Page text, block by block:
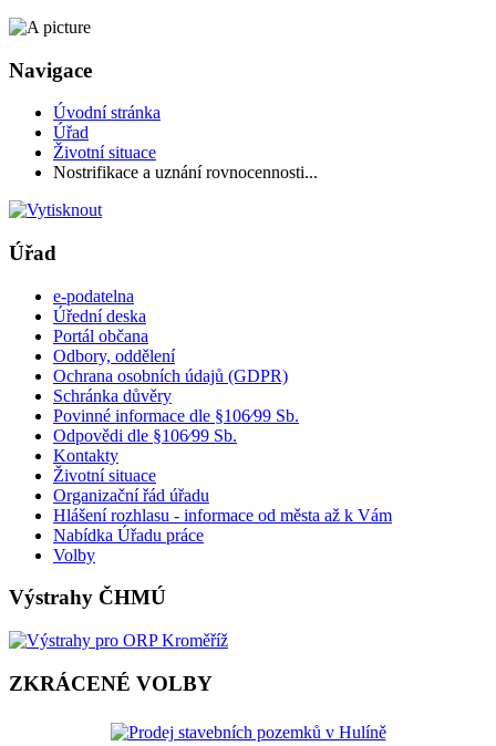
Navigace
Úvodní stránka
Úřad
Životní situace
Nostrifikace a uznání rovnocennosti...
Úřad
e-podatelna
Úřední deska
Portál občana
Odbory, oddělení
Ochrana osobních údajů (GDPR)
Schránka důvěry
Povinné informace dle §106⁄99 Sb.
Odpovědi dle §106⁄99 Sb.
Kontakty
Životní situace
Organizační řád úřadu
Hlášení rozhlasu - informace od města až k Vám
Nabídka Úřadu práce
Volby
Výstrahy ČHMÚ
ZKRÁCENÉ VOLBY